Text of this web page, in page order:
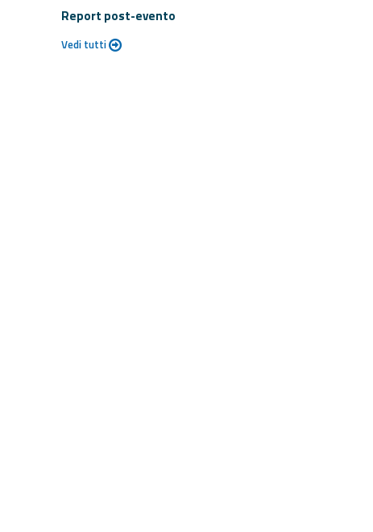
Report post-evento
Vedi tutti